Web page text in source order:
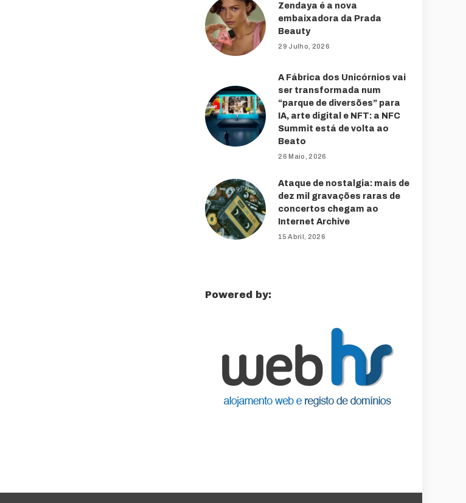
Zendaya é a nova
embaixadora da Prada
Beauty
29 Julho, 2026
A Fábrica dos Unicórnios vai
ser transformada num
“parque de diversões” para
IA, arte digital e NFT: a NFC
Summit está de volta ao
Beato
26 Maio, 2026
Ataque de nostalgia: mais de
dez mil gravações raras de
concertos chegam ao
Internet Archive
15 Abril, 2026
Powered by: